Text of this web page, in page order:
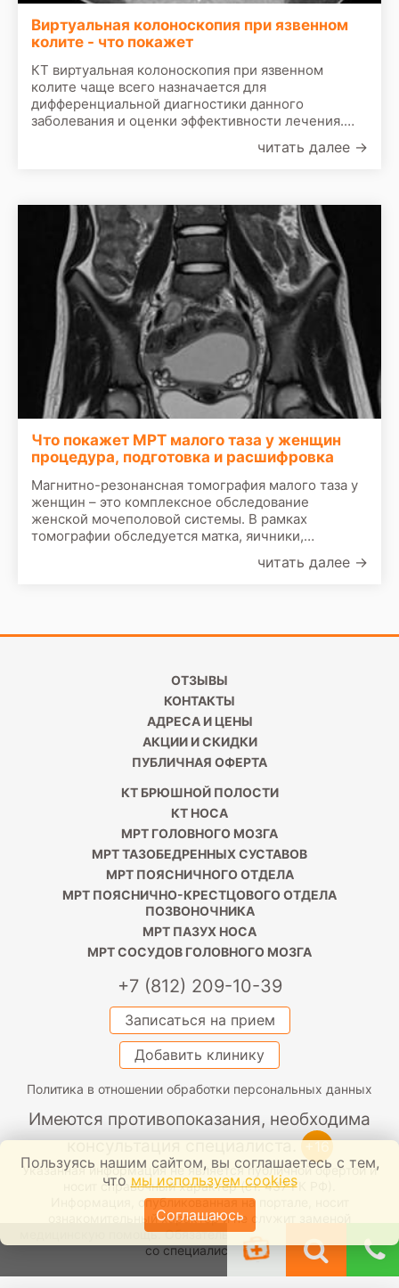
Виртуальная колоноскопия при язвенном
колите - что покажет
КТ виртуальная колоноскопия при язвенном
колите чаще всего назначается для
дифференциальной диагностики данного
заболевания и оценки эффективности лечения.
воспалительное поражение слизистой оболочки
осложнений.
читать далее →
Что покажет МРТ малого таза у женщин
процедура, подготовка и расшифровка
Магнитно-резонансная томография малого таза у
женщин – это комплексное обследование
женской мочеполовой системы. В рамках
томографии обследуется матка, яичники,
придатки, часть прямой кишки, мочевой пузырь.
читать далее →
ОТЗЫВЫ
КОНТАКТЫ
АДРЕСА И ЦЕНЫ
АКЦИИ И СКИДКИ
ПУБЛИЧНАЯ ОФЕРТА
КТ БРЮШНОЙ ПОЛОСТИ
КТ НОСА
МРТ ГОЛОВНОГО МОЗГА
МРТ ТАЗОБЕДРЕННЫХ СУСТАВОВ
МРТ ПОЯСНИЧНОГО ОТДЕЛА
МРТ ПОЯСНИЧНО-КРЕСТЦОВОГО ОТДЕЛА
ПОЗВОНОЧНИКА
МРТ ПАЗУХ НОСА
МРТ СОСУДОВ ГОЛОВНОГО МОЗГА
+7 (812) 209-10-39
Записаться на прием
Добавить клинику
Политика в отношении обработки персональных данных
Имеются противопоказания, необходима
консультация специалиста. +16
Указанная информация не является публичной офертой и
носит справочный характер (ст. 437 ГК РФ).
Информация, опубликованная на портале, носит
ознакомительный характер и не служит заменой
медицинскую помощь. Обязательно проконсультируйтесь
со специалистом.
Пользуясь нашим сайтом, вы соглашаетесь с тем,
что мы используем cookies
Соглашаюсь